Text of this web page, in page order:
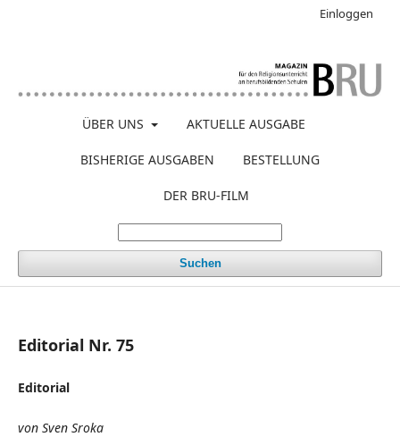
ÜBER UNS AKTUELLE AUSGABE
BISHERIGE AUSGABEN BESTELLUNG
DER BRU-FILM
Suchen
Einloggen
Editorial Nr. 75
Editorial
von Sven Sroka